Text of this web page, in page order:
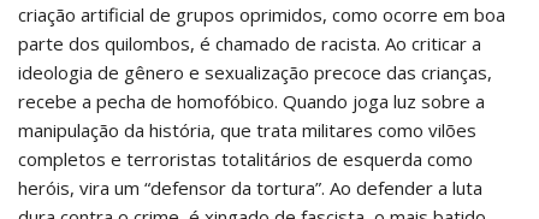
criação artificial de grupos oprimidos, como ocorre em boa
parte dos quilombos, é chamado de racista. Ao criticar a
ideologia de gênero e sexualização precoce das crianças,
recebe a pecha de homofóbico. Quando joga luz sobre a
manipulação da história, que trata militares como vilões
completos e terroristas totalitários de esquerda como
heróis, vira um “defensor da tortura”. Ao defender a luta